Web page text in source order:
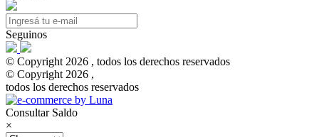
Seguinos
© Copyright 2026 , todos los derechos reservados
© Copyright 2026 ,
todos los derechos reservados
Consultar Saldo
×